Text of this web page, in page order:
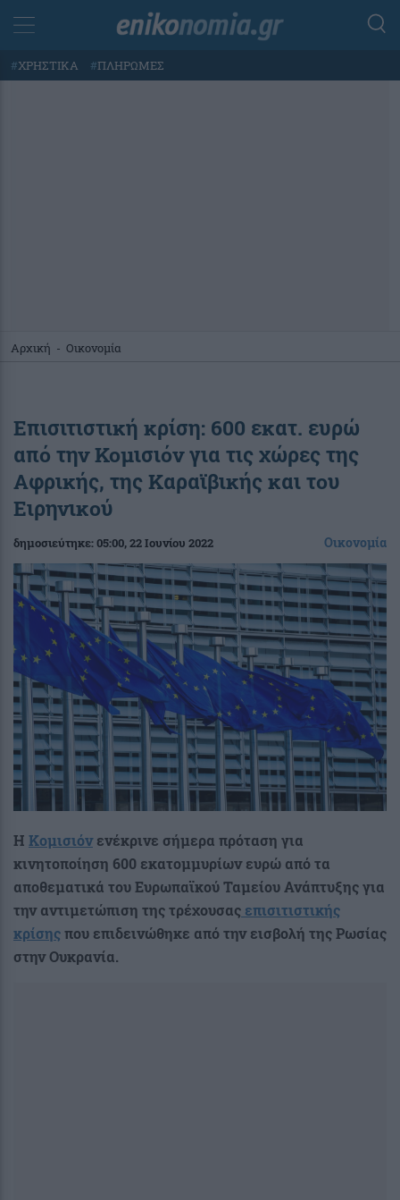
#ΧΡΗΣΤΙΚΑ #ΠΛΗΡΩΜΕΣ
Αρχική - Οικονομία
Επισιτιστική κρίση: 600 εκατ. ευρώ
από την Κομισιόν για τις χώρες της
Αφρικής, της Καραϊβικής και του
Ειρηνικού
δημοσιεύτηκε:05:00, 22 Ιουνίου 2022 Οικονομία
Η Κομισιόνενέκρινε σήμερα πρόταση για
κινητοποίηση 600 εκατομμυρίων ευρώ από τα
αποθεματικά του Ευρωπαϊκού Ταμείου Ανάπτυξης για
την αντιμετώπιση της τρέχουσας επισιτιστικής
κρίσηςπου επιδεινώθηκε από την εισβολή της Ρωσίας
στην Ουκρανία.